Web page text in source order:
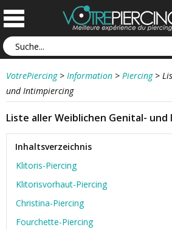
VotrePiercing > Information > Piercing >
und Intimpiercing
Liste aller Weiblichen Genital-
Inhaltsverzeichnis
Klitoris-Piercing
Klitorisvorhaut-Piercing
Christina-Piercing
Fourchette-Piercing